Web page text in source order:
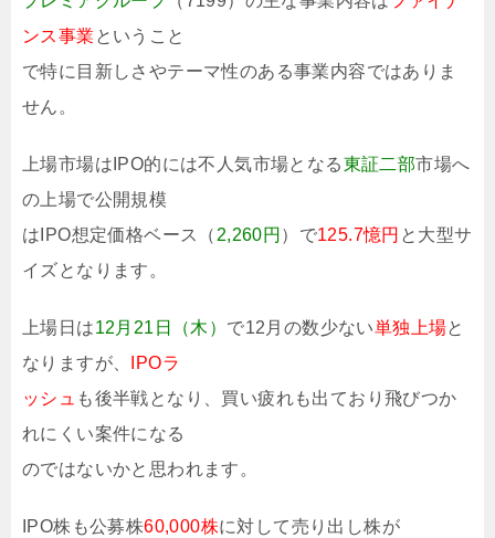
ンス事業 ということ
で特に目新しさやテーマ性のある事業内容ではありま
せん。
上場市場はIPO的には不人気市場となる東証二部市場へ
の上場で公開規模
はIPO想定価格ベース（ 2,260円 ）で125.7憶円 と大型サ
イズとなります。
上場日は12月21日（木） で12月の数少ない単独上場と
なりますが、
IPOラ
ッシュ も後半戦となり、買い疲れも出ており飛びつか
れにくい案件になる
のではないかと思われます。
IPO株も公募株60,000株に対して売り出し株が